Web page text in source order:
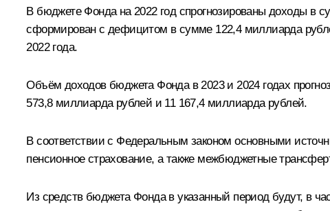
В бюджете Фонда на 2022 год спрогнозированы доходы в
сформирован с дефицитом в сумме 122,4 миллиарда
2022 года.
Объём доходов бюджета Фонда в 2023 и 2024 годах
573,8 миллиарда рублей и 11 167,4 миллиарда рублей.
В соответствии с Федеральным законом основными
пенсионное страхование, а также межбюджетные
Из средств бюджета Фонда в указанный период будут, в